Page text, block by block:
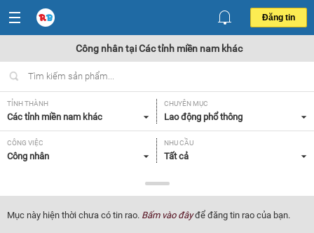
Đăng tin
Công nhân tại Các tỉnh miền nam khác
TỈNH THÀNH
Các tỉnh miền nam khác
CHUYÊN MỤC
Lao động phổ thông
CÔNG VIỆC
Công nhân
NHU CẦU
Tất cả
Tất cả
Mục này hiện thời chưa có tin rao. Bấm vào đâyđể đăng tin rao của bạn.